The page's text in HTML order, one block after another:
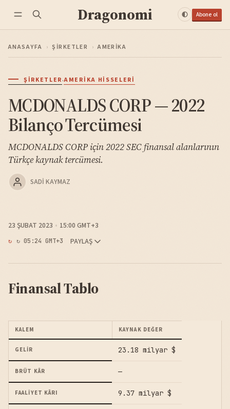
Dragonomi Abone ol
ANASAYFA › ŞIRKETLER › AMERIKA
ŞIRKETLER·AMERIKA HISSELERI
MCDONALDS CORP — 2022
Bilanço Tercümesi
MCDONALDS CORP için 2022 SEC finansal alanlarının
Türkçe kaynak tercümesi.
SADI KAYMAZ
23 ŞUBAT 2023 15:00 GMT+3
↻ 05:24 GMT+3 PAYLAŞ
Finansal Tablo
KALEM KAYNAK DEĞER
GELIR 23.18 milyar $
BRÜT KÂR —
FAALIYET KÂRI 9.37 milyar $